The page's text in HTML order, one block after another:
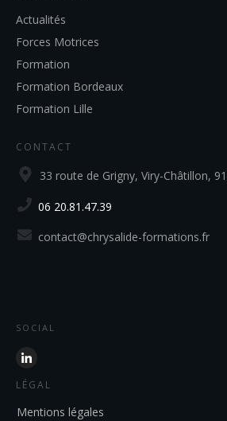
Actualités
Forces Motrices
Formation
Formation Bordeaux
Formation Lille
CONTACT
33 route de Grigny, Viry-Châtillon,
06 20.81.47.39
contact@chrysalide-formations.fr
SOCIAL
LÉGAL
Mentions légales